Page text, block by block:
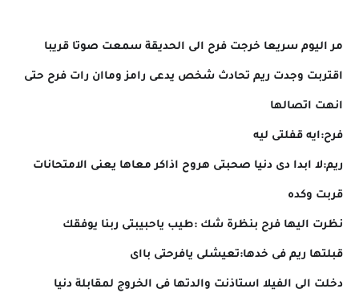
مر اليوم سريعا خرجت فرح الى الحديقة سمعت صوتا قريبا
اقتربت وجدت ريم تحادث شخص يدعى رامز وماان رات فرح حتى
انهت اتصالها
فرح:ايه قفلتى ليه
ريم:لا ابدا دى دنيا صحبتى هروح اذاكر معاها يعنى الامتحانات
قربت وكده
نظرت اليها فرح بنظرة شك :طيب ياحبيبتى ربنا يوفقك
قبلتها ريم فى خدها:تعيشلى يافرحتى بااى
دخلت الى الفيلا استاذنت والدتها فى الخروج لمقابلة دنيا